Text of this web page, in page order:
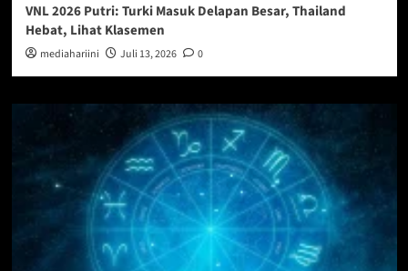
VNL 2026 Putri: Turki Masuk Delapan Besar, Thailand
Hebat, Lihat Klasemen
mediahariini Juli 13, 2026 0